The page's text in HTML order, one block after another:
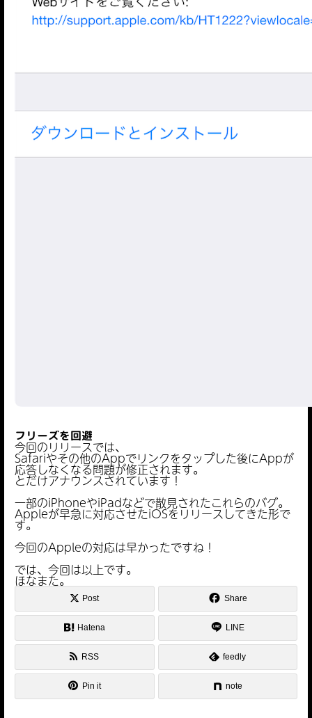
フリーズを回避
今回のリリースでは、
Safariやその他のAppでリンクをタップした後にAppが
応答しなくなる問題が修正されます。
とだけアナウンスされています！
一部のiPhoneやiPadなどで散見されたこれらのバグ。
Appleが早急に対応させたiOSをリリースしてきた形で
す。
今回のAppleの対応は早かったですね！
では、今回は以上です。
ほなまた。
Post Share
Hatena LINE
RSS feedly
Pin it note